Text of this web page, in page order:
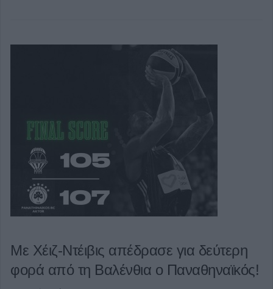
Με Χέιζ-Ντέιβις απέδρασε για δεύτερη
φορά από τη Βαλένθια ο Παναθηναϊκός!